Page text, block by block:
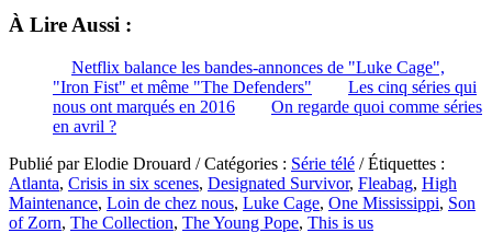
À Lire Aussi :
Netflix balance les bandes-annonces de "Luke Cage",
"Iron Fist" et même "The Defenders"
Les cinq séries qui
nous ont marqués en 2016
On regarde quoi comme séries
en avril ?
Publié par Elodie Drouard / Catégories : Série télé / Étiquettes :
Atlanta, Crisis in six scenes, Designated Survivor, Fleabag, High
Maintenance, Loin de chez nous, Luke Cage, One Mississippi, Son
of Zorn, The Collection, The Young Pope, This is us